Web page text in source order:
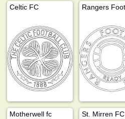
Celtic FC
Motherwell fc St. Mirren FC